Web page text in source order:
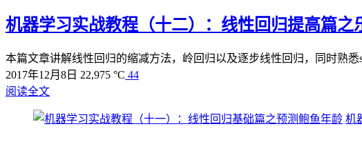
机器学习实战教程（十二）：线性回归提高篇之
本篇文章讲解线性回归的缩减方法，岭回归以及逐步线性回归，同时熟
2017年12月8日 22,975 °C 44
阅读全文
机